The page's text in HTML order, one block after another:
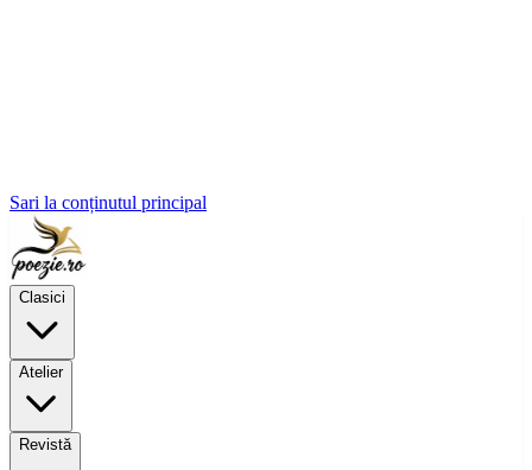
Sari la conținutul principal
Clasici
Atelier
Revistă